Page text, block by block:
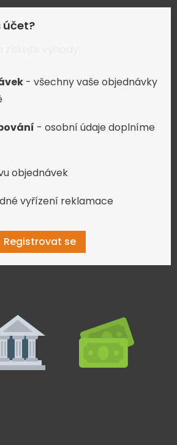
účet?
- všechny vaše objednávky
- osobní údaje doplníme
objednávek
vyřízení reklamace
Registrovat se